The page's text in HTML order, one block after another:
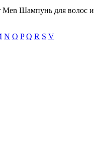
Men Шампунь для волос и
N O P Q R S V